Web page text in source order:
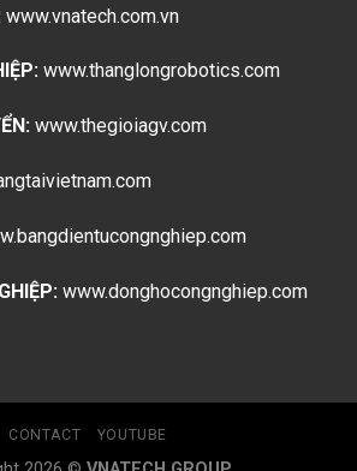
www.vnatech.com.vn
www.thanglongrobotics.com
www.thegioiagv.com
www.donghocongnghiep.com
CONTACT YOUTUBE